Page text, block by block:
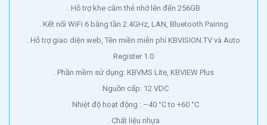
. Hỗ trợ khe cắm thẻ nhớ lên đến 256GB
. Kết nối WiFi 6 băng tần 2.4GHz, LAN, Bluetooth Pairing
. Hỗ trợ giao diện web, Tên miền miễn phí KBVISION.TV và Auto
Register 1.0
. Phần mềm sử dụng: KBVMS Lite, KBVIEW Plus
. Nguồn cấp: 12 VDC
. Nhiệt độ hoạt động : –40 °C to +60 °C
. Chất liệu nhựa